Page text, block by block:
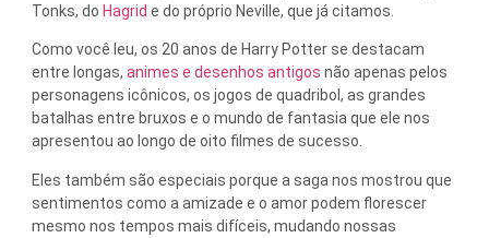
Tonks, do Hagrid e do próprio Neville, que já citamos.
Como você leu, os 20 anos de Harry Potter se destacam
entre longas, animes e desenhos antigos não apenas pelos
personagens icônicos, os jogos de quadribol, as grandes
batalhas entre bruxos e o mundo de fantasia que ele nos
apresentou ao longo de oito filmes de sucesso.
Eles também são especiais porque a saga nos mostrou que
sentimentos como a amizade e o amor podem florescer
mesmo nos tempos mais difíceis, mudando nossas